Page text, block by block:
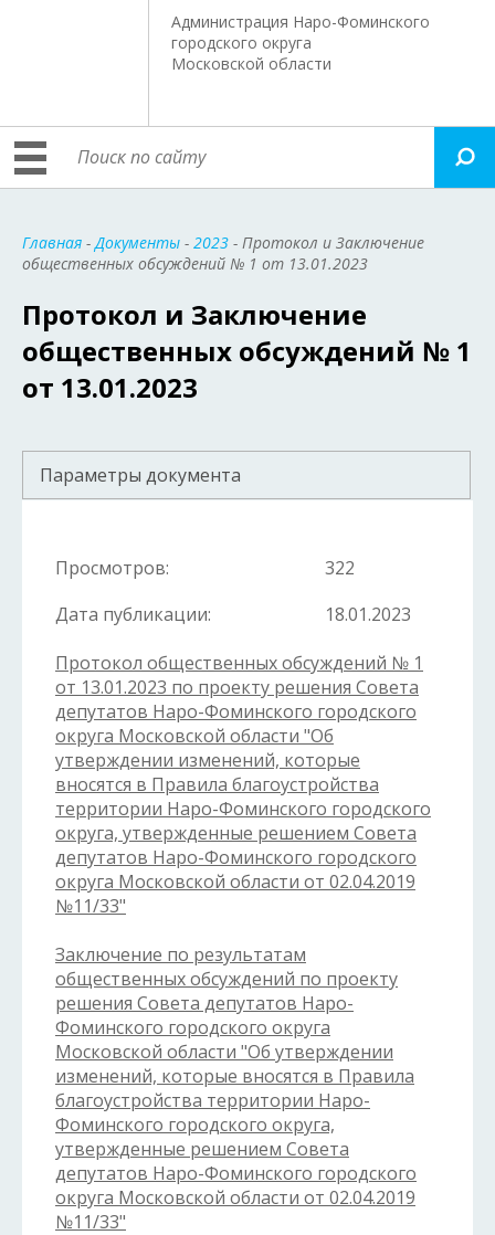
Администрация Наро-Фоминского
городского округа
Московской области
Главная -Документы - 2023 - Протокол и Заключение
общественных обсуждений № 1 от 13.01.2023
Протокол и Заключение
общественных обсуждений № 1
от 13.01.2023
Параметры документа
Просмотров:
322
Дата публикации:
18.01.2023
Протокол общественных обсуждений № 1
от 13.01.2023 по проекту решения Совета
депутатов Наро-Фоминского городского
округа Московской области "Об
утверждении изменений, которые
вносятся в Правила благоустройства
территории Наро-Фоминского городского
округа, утвержденные решением Совета
депутатов Наро-Фоминского городского
округа Московской области от 02.04.2019
№11/33"
Заключение по результатам
общественных обсуждений по проекту
решения Совета депутатов Наро-
Фоминского городского округа
Московской области "Об утверждении
изменений, которые вносятся в Правила
благоустройства территории Наро-
Фоминского городского округа,
утвержденные решением Совета
депутатов Наро-Фоминского городского
округа Московской области от 02.04.2019
№11/33"